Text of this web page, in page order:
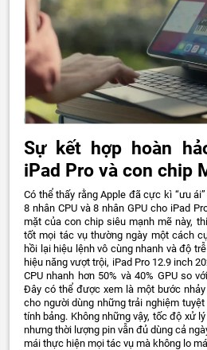
Sự kết hợp hoàn
iPad Pro và con chip
Có thể thấy rằng Apple đã cực kì “ưu
8 nhân CPU và 8 nhân GPU cho iPad
mặt của con chip siêu mạnh mẽ này,
tốt mọi tác vụ thường ngày một cách
hồi lại hiệu lệnh vô cùng nhanh và độ
hiệu năng vượt trội, iPad Pro 12.9 inch
CPU nhanh hơn 50% và 40% GPU so
Đây có thể được xem là một bước
cho người dùng những trải nghiệm
tính bảng. Không những vậy, tốc độ xử
nhưng thời lượng pin vẫn đủ dùng cả
mái thực hiện mọi tác vụ mà không lo